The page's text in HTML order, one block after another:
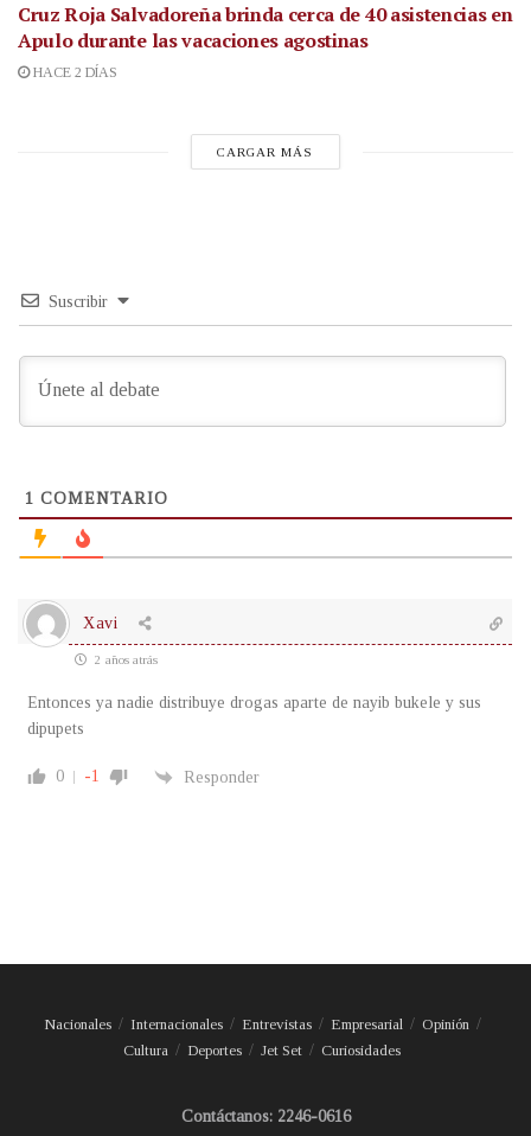
Cruz Roja Salvadoreña brinda cerca de 40 asistencias en
Apulo durante las vacaciones agostinas
HACE 2 DÍAS
CARGAR MÁS
Suscribir
1 COMENTARIO
Xavi
2 años atrás
Entonces ya nadie distribuye drogas aparte de nayib bukele y sus
dipupets
0 -1 Responder
Nacionales Internacionales Entrevistas Empresarial
Opinión
Cultura
Deportes Jet Set Curiosidades
Contáctanos: 2246-0616